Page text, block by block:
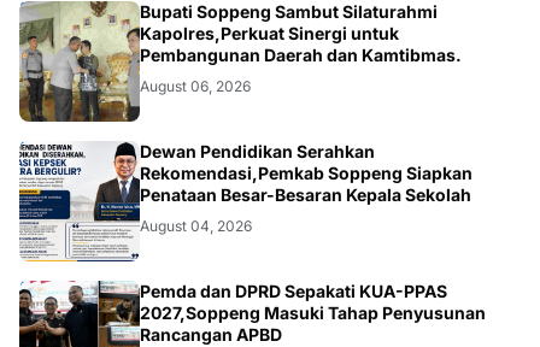
NEWS
Bupati Soppeng Sambut Silaturahmi
Kapolres,Perkuat Sinergi untuk
Pembangunan Daerah dan Kamtibmas.
August 06, 2026
NEWS
Dewan Pendidikan Serahkan
Rekomendasi,Pemkab Soppeng Siapkan
Penataan Besar-Besaran Kepala Sekolah
August 04, 2026
NEWS
Pemda dan DPRD Sepakati KUA-PPAS
2027,Soppeng Masuki Tahap Penyusunan
Rancangan APBD